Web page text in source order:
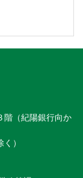
階（紀陽銀行向か
）